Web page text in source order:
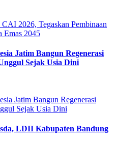
Jatim Bangun Regenerasi
Sejak Usia Dini
LDII Kabupaten Bandung